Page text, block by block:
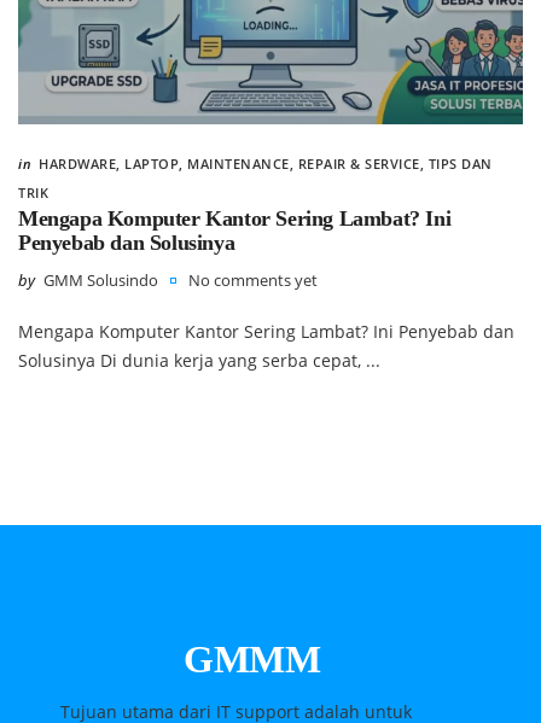
in HARDWARE, LAPTOP, MAINTENANCE, REPAIR & SERVICE, TIPS DAN
TRIK
Mengapa Komputer Kantor Sering Lambat? Ini
Penyebab dan Solusinya
by GMM Solusindo No comments yet
Mengapa Komputer Kantor Sering Lambat? Ini Penyebab dan
Solusinya Di dunia kerja yang serba cepat, ...
GMMM
Tujuan utama dari IT support adalah untuk